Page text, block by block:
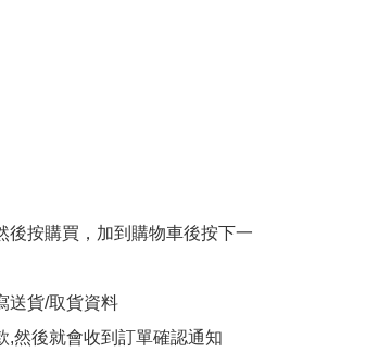
後按購買，加到購物車後按下一
送貨/取貨資料
,然後就會收到訂單確認通知